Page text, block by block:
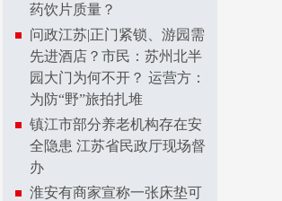
药饮片质量？
问政江苏|正门紧锁、游园需
先进酒店？市民：苏州北半
园大门为何不开？ 运营方：
为防“野”旅拍扎堆
镇江市部分养老机构存在安
全隐患 江苏省民政厅现场督
办
淮安有商家宣称一张床垫可